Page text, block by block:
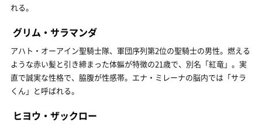
れる。
グリム・サラマンダ
アハト・オーアイン聖騎士隊、軍団序列第2位の聖騎士の男性。燃える
ような赤い髪と引き締まった体軀が特徴の21歳で、別名「紅竜」。実
直で誠実な性格で、脇腹が性感帯。エナ・ミレーナの脳内では「サラ
くん」と呼ばれる。
ヒヨウ・ザックロー